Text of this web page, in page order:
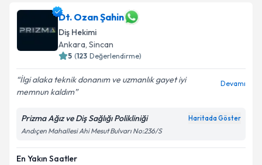
Dt. Ozan Şahin
Diş Hekimi
Ankara, Sincan
5 (123 Değerlendirme)
İlgi alaka teknik donanım ve uzmanlık gayet iyi
memnun kaldım
Devamı
Prizma Ağız ve Diş Sağlığı Polikliniği Haritada Göster
Andıçen Mahallesi Ahi Mesut Bulvarı No:236/S
En Yakın Saatler